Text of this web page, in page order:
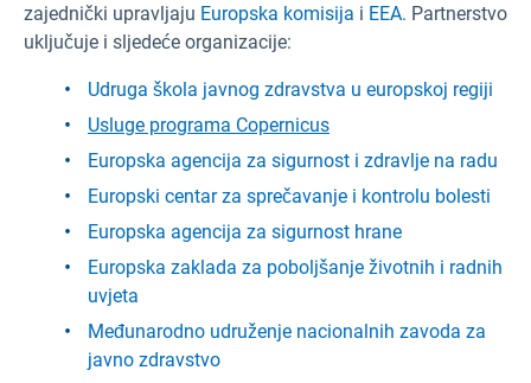
zajednički upravljaju Europska komisija i EEA. Partnerstvo
uključuje i sljedeće organizacije:
Udruga škola javnog zdravstva u europskoj regiji
Usluge programa Copernicus
Europska agencija za sigurnost i zdravlje na radu
Europski centar za sprečavanje i kontrolu bolesti
Europska agencija za sigurnost hrane
Europska zaklada za poboljšanje životnih i radnih
uvjeta
Međunarodno udruženje nacionalnih zavoda za
javno zdravstvo